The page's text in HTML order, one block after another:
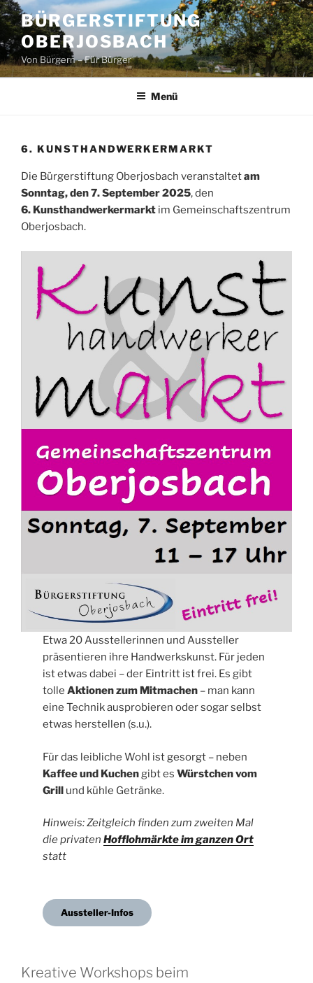
Zum
Inhalt
springen
BÜRGERSTIFTUNG
OBERJOSBACH
Von Bürgern – Für Bürger
Menü
6. KUNSTHANDWERKERMARKT
Die Bürgerstiftung Oberjosbach veranstaltetam
Sonntag, den 7. September 2025, den
6. Kunsthandwerkermarkt im Gemeinschaftszentrum
Oberjosbach.
Etwa 20 Ausstellerinnen und Aussteller
präsentieren ihre Handwerkskunst. Für jeden
ist etwas dabei – der Eintritt ist frei. Es gibt
tolleAktionen zum Mitmachen – man kann
eine Technik ausprobieren oder sogar selbst
etwas herstellen (s.u.).
Für das leibliche Wohl ist gesorgt – neben
Kaffee und Kuchengibt esWürstchen vom
Grill und kühle Getränke.
Hinweis: Zeitgleich finden zum zweiten Mal
die privatenHofflohmärkte im ganzen Ort
statt
Aussteller-Infos
Kreative Workshops beim